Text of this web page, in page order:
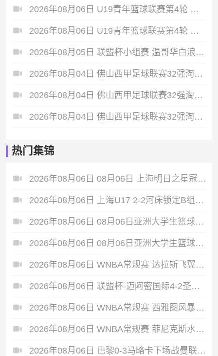
2026年08月06日 U19青年篮球联赛第4轮 新疆广汇U19 VS 龙狮青年U19 全场录像
2026年08月06日 U19青年篮球联赛第4轮 天津荣钢U19 VS 北京首钢U19 全场录像
2026年08月05日 联盟杯小组赛 温哥华白浪 VS 亚特兰特 全场录像
2026年08月04日 佛山西甲足球联赛32强淘汰赛 肇庆恒骏成 VS 三七互娱 全场录像
2026年08月04日 佛山西甲足球联赛32强淘汰赛 贪玩游戏 VS 美的薪火 全场录像
2026年08月04日 佛山西甲足球联赛32强淘汰赛 广东西南建设 VS 香港圣徒 全场录像
热门集锦
2026年08月06日 08月06日 上海明日之星冠军杯小组赛A组第3轮 中国男足U17vs拜耳04勒沃库森U17 进球
2026年08月06日 上海U17 2-2河床锁定B组第1 吕孟洋点射阿布力米破门 将战A组第2
2026年08月06日 08月06日亚洲大学生篮球联赛8强赛 北京大学 77 - 79 上海交通大学 集锦
2026年08月06日 08月06日亚洲大学生篮球联赛8强赛 延世大学 67 - 72 政治大学 集锦
2026年08月06日 WNBA常规赛 达拉斯飞翼 92 - 96 华盛顿神秘人 全场集锦
2026年08月06日 联盟杯-迈阿密国际4-2圣路易斯 梅西2射1传 阿伦助攻戴帽
2026年08月06日 WNBA常规赛 西雅图风暴 86 - 92 纽约自由人 全场集锦
2026年08月06日 WNBA常规赛 菲尼克斯水星 82 - 96 亚特兰大梦想 全场集锦
2026年08月06日 巴黎0-3马略卡下场战曼联 巴黎全场控球近6成+8射3正未果